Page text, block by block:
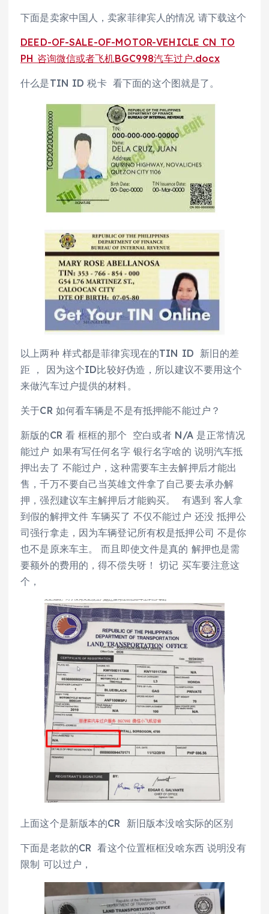
下面是卖家中国人，卖家菲律宾人的情况 请下载这个
DEED-OF-SALE-OF-MOTOR-VEHICLE CN TO
PH 咨询微信或者飞机BGC998汽车过户.docx
什么是TIN ID 税卡 看下面的这个图就是了。
以上两种 样式都是菲律宾现在的TIN ID 新旧的差
距 ， 因为这个ID比较好伪造，所以建议不要用这个
来做汽车过户提供的材料。
关于CR 如何看车辆是不是有抵押能不能过户？
新版的CR 看 框框的那个 空白或者 N/A 是正常情况
能过户 如果有写任何名字 银行名字啥的 说明汽车抵
押出去了 不能过户，这种需要车主去解押后才能出
售，千万不要自己当英雄文件拿了自己要去承办解
押，强烈建议车主解押后才能购买。 有遇到 客人拿
到假的解押文件 车辆买了 不仅不能过户 还没 抵押公
司强行拿走，因为车辆登记所有权是抵押公司 不是你
也不是原来车主。 而且即使文件是真的 解押也是需
要额外的费用的，得不偿失呀！ 切记 买车要注意这
个，
上面这个是新版本的CR 新旧版本没啥实际的区别
下面是老款的CR 看这个位置框框没啥东西 说明没有
限制 可以过户，